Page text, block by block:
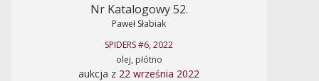
Nr Katalogowy 52.
Paweł Słabiak
SPIDERS #6, 2022
olej, płótno
aukcja z 22 września 2022